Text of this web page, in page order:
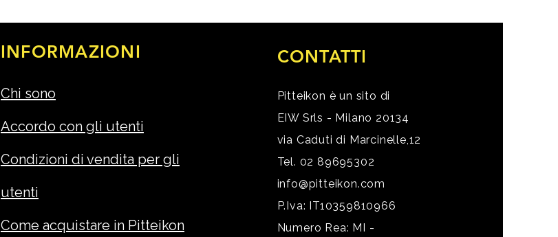
INFORMAZIONI
Chi sono
Accordo con gli utenti
Condizioni di vendita per gli
utenti
Come acquistare in Pitteikon
CONTATTI
Pitteikon è un sito di
EIW Srls - Milano 20134
via Caduti di Marcinelle,12
Tel. 02 89695302
info@pitteikon.com
P.Iva: IT10359810966
Numero Rea: MI -